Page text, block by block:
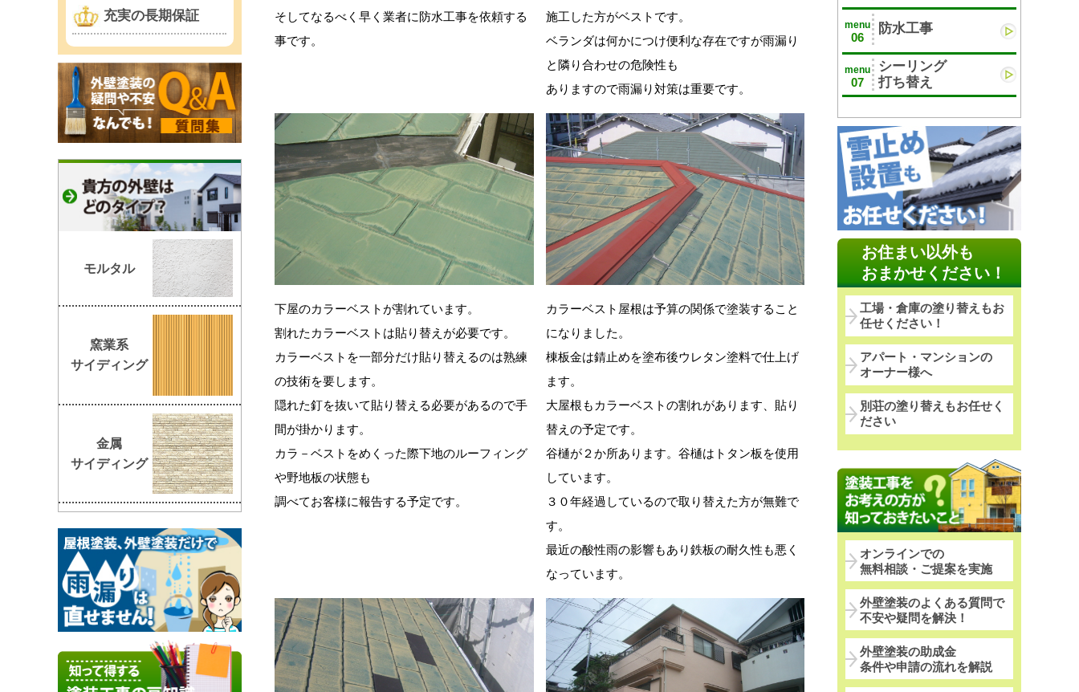
そしてなるべく早く業者に防水工事を依頼する
事です。
施工した方がベストです。
ベランダは何かにつけ便利な存在ですが雨漏り
と隣り合わせの危険性も
ありますので雨漏り対策は重要です。
下屋のカラーベストが割れています。
割れたカラーベストは貼り替えが必要です。
カラーベストを一部分だけ貼り替えるのは熟練
の技術を要します。
隠れた釘を抜いて貼り替える必要があるので手
間が掛かります。
カラ－ベストをめくった際下地のルーフィング
や野地板の状態も
調べてお客様に報告する予定です。
カラーベスト屋根は予算の関係で塗装すること
になりました。
棟板金は錆止めを塗布後ウレタン塗料で仕上げ
ます。
大屋根もカラーベストの割れがあります、貼り
替えの予定です。
谷樋が２か所あります。谷樋はトタン板を使用
しています。
３０年経過しているので取り替えた方が無難で
す。
最近の酸性雨の影響もあり鉄板の耐久性も悪く
なっています。
menu
06
防水工事
menu
07
シーリング
打ち替え
お住まい以外も
おまかせください！
工場・倉庫の塗り替えもお
任せください！
アパート・マンションの
オーナー様へ
別荘の塗り替えもお任せく
ださい
オンラインでの
無料相談・ご提案を実施
外壁塗装のよくある質問で
不安や疑問を解決！
外壁塗装の助成金
条件や申請の流れを解説
充実の長期保証
モルタル
窯業系
サイディング
金属
サイディング